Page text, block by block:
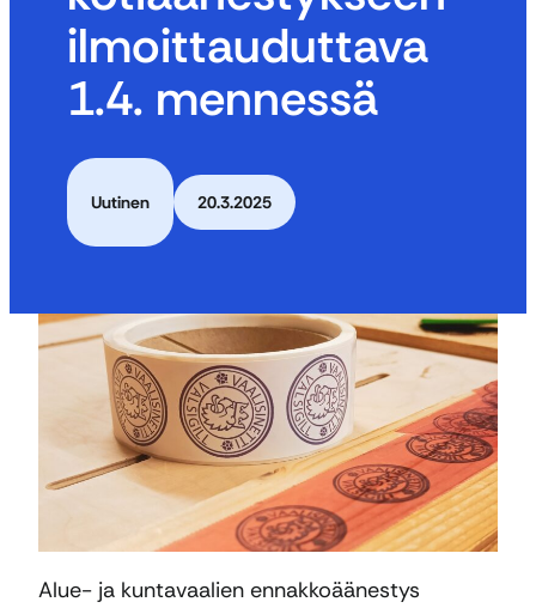
ilmoittauduttava
1.4. mennessä
Uutinen 20.3.2025
Alue- ja kuntavaalien ennakkoäänestys